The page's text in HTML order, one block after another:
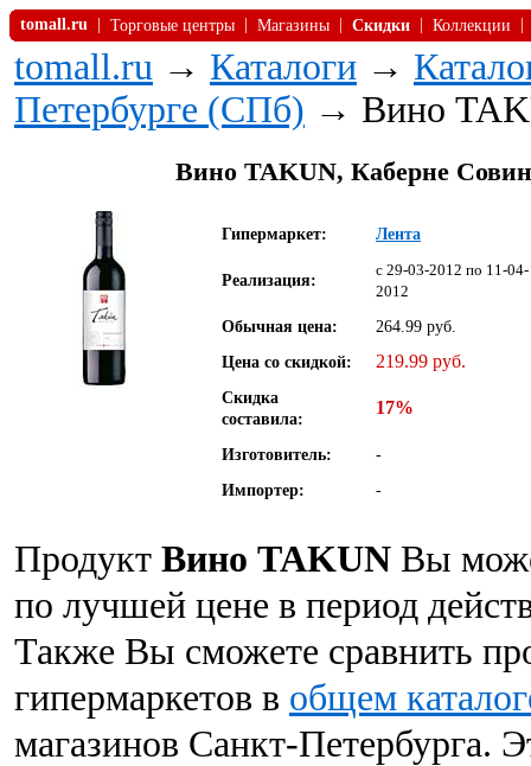
tomall.ru Торговые центры Магазины Скидки Коллекции
tomall.ru → Каталоги →
Петербурге (СПб) → Вино
Вино TAKUN, Каберне
Гипермаркет: Лента
Реализация:
c 29-03-2012 по 11-04-
2012
Обычная цена:
264.99 руб.
Цена со скидкой:
219.99 руб.
Скидка
составила:
17%
Изготовитель:
-
Импортер:
-
Продукт Вино TAKUN Вы
по лучшей цене в период
Также Вы сможете сравнить
гипермаркетов в общем
магазинов Санкт-Петербурга.